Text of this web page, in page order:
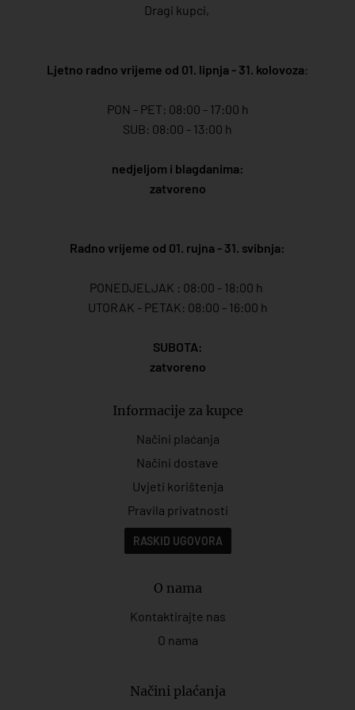
Dragi kupci,
Ljetno radno vrijeme od 01. lipnja - 31. kolovoza:
PON - PET: 08:00 - 17:00 h
SUB: 08:00 - 13:00 h
nedjeljom i blagdanima:
zatvoreno
Radno vrijeme od 01. rujna - 31. svibnja:
PONEDJELJAK : 08:00 - 18:00 h
UTORAK - PETAK: 08:00 - 16:00 h
SUBOTA:
zatvoreno
Informacije za kupce
Načini plaćanja
Načini dostave
Uvjeti korištenja
Pravila privatnosti
RASKID UGOVORA
O nama
Kontaktirajte nas
O nama
Načini plaćanja